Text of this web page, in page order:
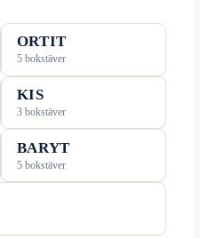
ORTIT
5 bokstäver
KIS
3 bokstäver
BARYT
5 bokstäver